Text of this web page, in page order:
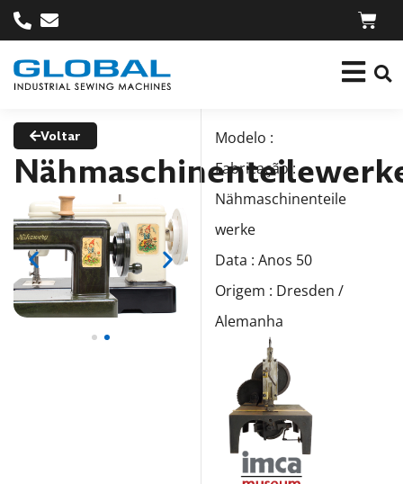
Voltar
Modelo :
Fabricação :
Nähmaschinenteile
werke
Data : Anos 50
Origem : Dresden /
Alemanha